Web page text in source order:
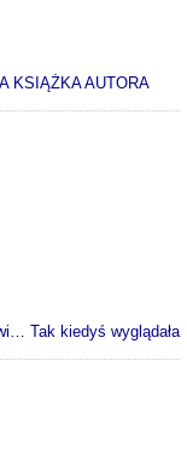
KSIĄŻKA AUTORA
Tak kiedyś wyglądała